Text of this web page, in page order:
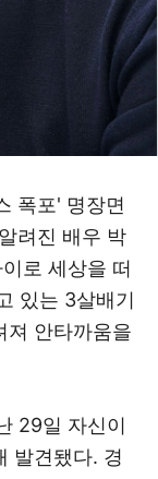
폭포' 명장면
려진 배우 박
로 세상을 떠
있는 3살배기
져 안타까움을
29일 자신이
발견됐다. 경